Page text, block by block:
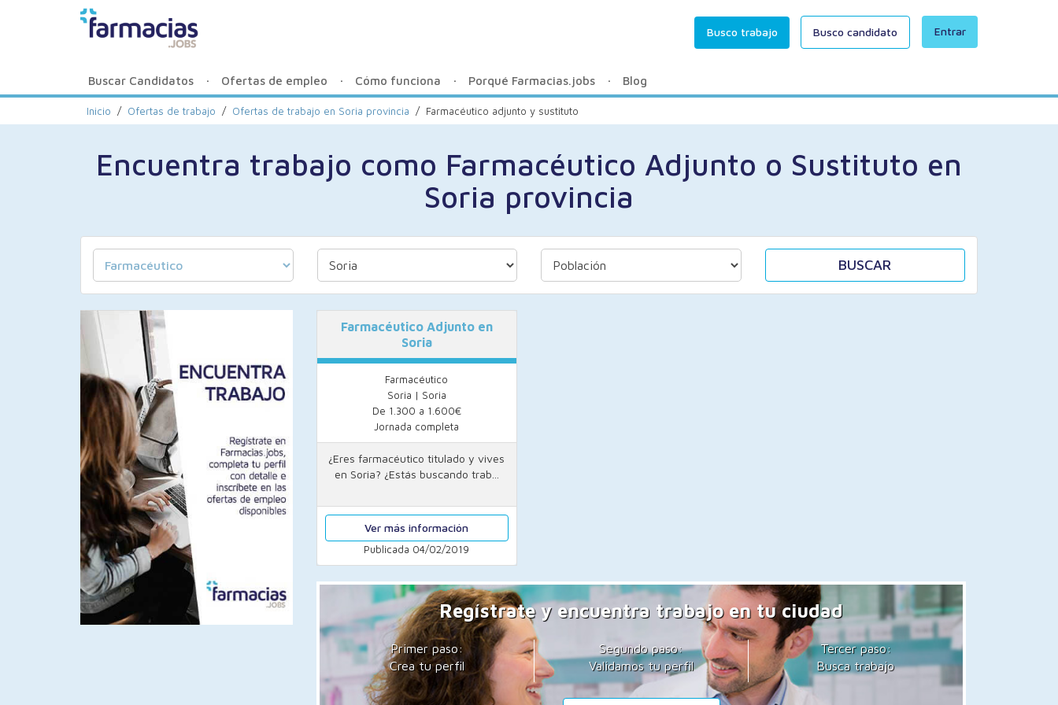
Entrar
Busco trabajo Busco candidato
Buscar Candidatos Ofertas de empleo Cómo funciona Porqué Farmacias.jobs Blog
Inicio / Ofertas de trabajo / Ofertas de trabajo en Soria provincia / Farmacéutico adjunto y sustituto
Encuentra trabajo como Farmacéutico Adjunto o Sustituto en
Soria provincia
BUSCAR
Farmacéutico Adjunto en
Soria
Farmacéutico
Soria | Soria
De 1.300 a 1.600€
Jornada completa
¿Eres farmacéutico titulado y vives
en Soria? ¿Estás buscando trab...
Ver más información
Publicada 04/02/2019
Regístrate y encuentra trabajo en tu ciudad
Primer paso:
Crea tu perfil
Segundo paso:
Validamos tu perfil
Tercer paso:
Busca trabajo